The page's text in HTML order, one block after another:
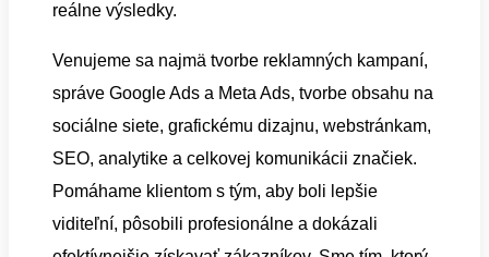
reálne výsledky.
Venujeme sa najmä tvorbe reklamných kampaní,
správe Google Ads a Meta Ads, tvorbe obsahu na
sociálne siete, grafickému dizajnu, webstránkam,
SEO, analytike a celkovej komunikácii značiek.
Pomáhame klientom s tým, aby boli lepšie
viditeľní, pôsobili profesionálne a dokázali